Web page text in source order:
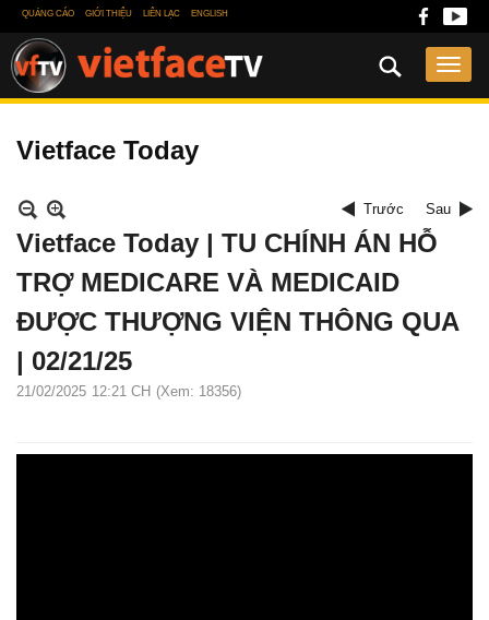
QUẢNG CÁO GIỚI THIỆU LIÊN LẠC ENGLISH
Vietface Today
Trước Sau
Vietface Today | TU CHÍNH ÁN HỖ
TRỢ MEDICARE VÀ MEDICAID
ĐƯỢC THƯỢNG VIỆN THÔNG QUA
| 02/21/25
21/02/2025 12:21 CH (Xem: 18356)